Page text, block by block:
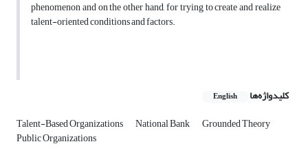
phenomenon and on the other hand, for trying to create and realize
talent-oriented conditions and factors.
کلیدواژه‌ها English
Talent-Based Organizations National Bank Grounded Theory
Public Organizations